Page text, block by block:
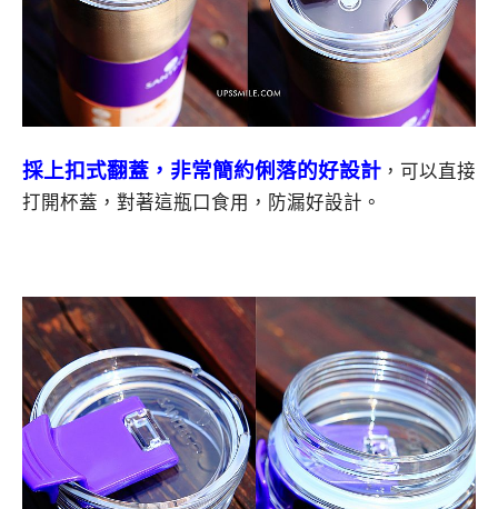
採上扣式翻蓋，非常簡約俐落的好設計 ，可以直接
打開杯蓋，對著這瓶口食用，防漏好設計。